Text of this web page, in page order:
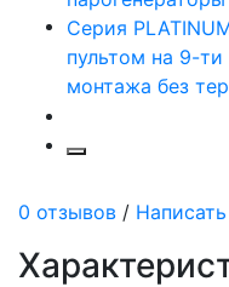
0 отзывов /